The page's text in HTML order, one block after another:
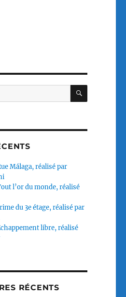
Málaga, réalisé par
l’or du monde, réalisé
du 3e étage, réalisé par
libre, réalisé
RÉCENTS